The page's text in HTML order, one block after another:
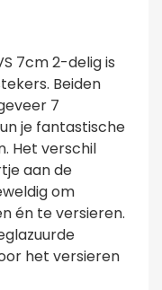
7cm 2-delig is
Beiden
7
je fantastische
Het verschil
aan de
om
én te versieren.
het versieren